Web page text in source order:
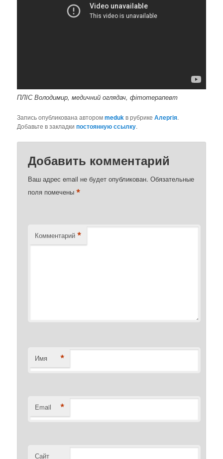
ПЛІС Володимир, медичний оглядач, фітотерапевт
Запись опубликована авторомmedukв рубрикеАлергія.
Добавьте в закладкипостоянную ссылку.
Добавить комментарий
Ваш адрес email не будет опубликован. Обязательные
поля помечены*
Комментарий *
Имя *
Email *
Сайт